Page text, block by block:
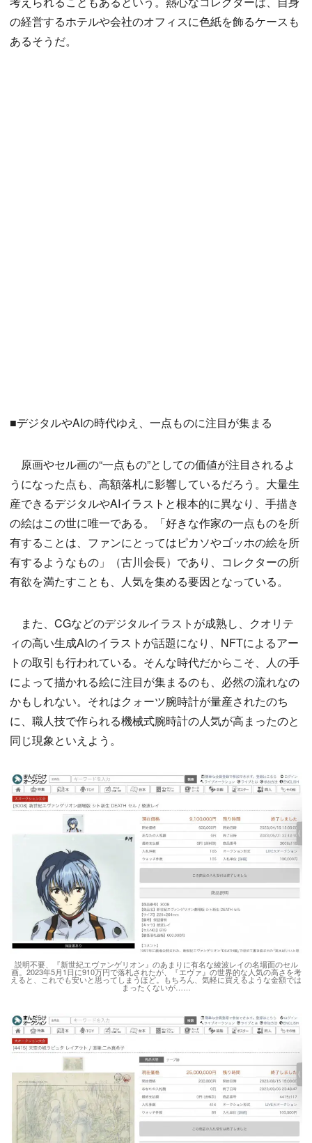
の経営するホテルや会社のオフィスに色紙を飾るケースも
あるそうだ。
■デジタルやAIの時代ゆえ、一点ものに注目が集まる
原画やセル画の“一点もの”としての価値が注目されるよ
うになった点も、高額落札に影響しているだろう。大量生
産できるデジタルやAIイラストと根本的に異なり、手描き
の絵はこの世に唯一である。「好きな作家の一点ものを所
有することは、ファンにとってはピカソやゴッホの絵を所
有するようなもの」（古川会長）であり、コレクターの所
有欲を満たすことも、人気を集める要因となっている。
また、CGなどのデジタルイラストが成熟し、クオリテ
ィの高い生成AIのイラストが話題になり、NFTによるアー
トの取引も行われている。そんな時代だからこそ、人の手
によって描かれる絵に注目が集まるのも、必然の流れなの
かもしれない。それはクォーツ腕時計が量産されたのち
に、職人技で作られる機械式腕時計の人気が高まったのと
同じ現象といえよう。
説明不要、『新世紀エヴァンゲリオン』のあまりに有名な綾波レイの名場面のセル
画。2023年5月1日に910万円で落札されたが、『エヴァ』の世界的な人気の高さを考
えると、これでも安いと思ってしまうほど。もちろん、気軽に買えるような金額では
まったくないが……